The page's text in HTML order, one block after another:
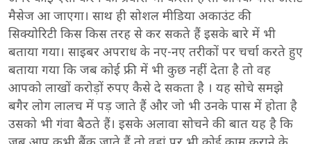
मैसेज आ जाएगा। साथ ही सोशल मीडिया अकाउंट की
सिक्योरिटी किस किस तरह से कर सकते हैं इसके बारे में भी
बताया गया। साइबर अपराध के नए-नए तरीकों पर चर्चा करते हुए
बताया गया कि जब कोई फ्री में भी कुछ नहीं देता है तो वह
आपको लाखों करोड़ों रुपए कैसे दे सकता है । यह सोचे समझे
बगैर लोग लालच में पड़ जाते हैं और जो भी उनके पास में होता है
उसको भी गंवा बैठते हैं। इसके अलावा सोचने की बात यह है कि